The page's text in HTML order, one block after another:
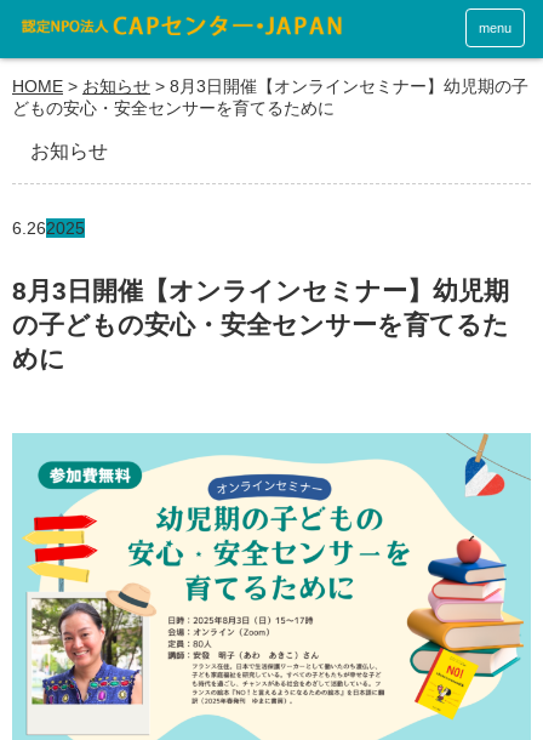
menu
HOME > お知らせ > 8月3日開催【オンラインセミナー】幼児期の子
どもの安心・安全センサーを育てるために
お知らせ
6.262025
8月3日開催【オンラインセミナー】幼児期
の子どもの安心・安全センサーを育てるた
めに